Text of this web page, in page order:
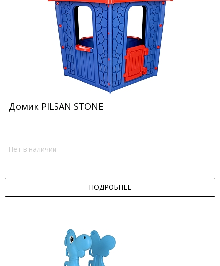
Домик PILSAN STONE
Нет в наличии
ПОДРОБНЕЕ